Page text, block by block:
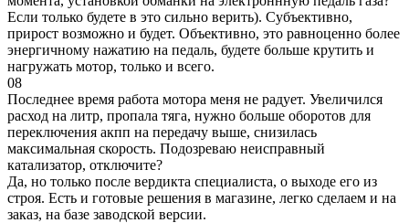
Если только будете в это сильно верить). Субъективно,
прирост возможно и будет. Объективно, это равноценно более
энергичному нажатию на педаль, будете больше крутить и
нагружать мотор, только и всего.
08
Последнее время работа мотора меня не радует. Увеличился
расход на литр, пропала тяга, нужно больше оборотов для
переключения акпп на передачу выше, снизилась
максимальная скорость. Подозреваю неисправный
катализатор, отключите?
Да, но только после вердикта специалиста, о выходе его из
строя. Есть и готовые решения в магазине, легко сделаем и на
заказ, на базе заводской версии.